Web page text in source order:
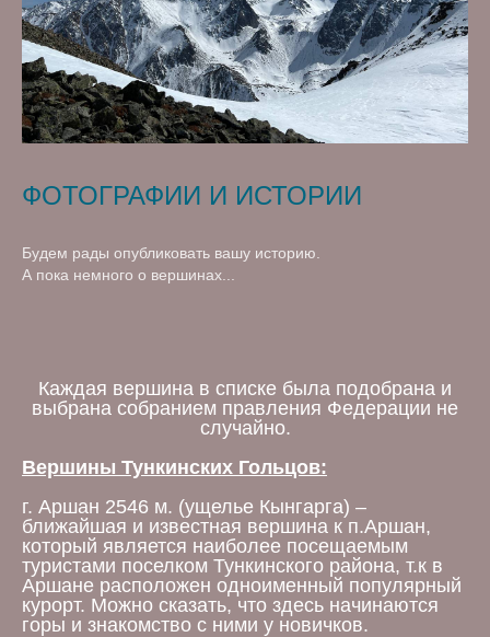
ФОТОГРАФИИ И ИСТОРИИ
Будем рады опубликовать вашу историю.
А пока немного о вершинах...
Каждая вершина в списке была подобрана и
выбрана собранием правления Федерации не
случайно.
Вершины Тункинских Гольцов:
г. Аршан 2546 м. (ущелье Кынгарга) –
ближайшая и известная вершина к п.Аршан,
который является наиболее посещаемым
туристами поселком Тункинского района, т.к в
Аршане расположен одноименный популярный
курорт. Можно сказать, что здесь начинаются
горы и знакомство с ними у новичков.